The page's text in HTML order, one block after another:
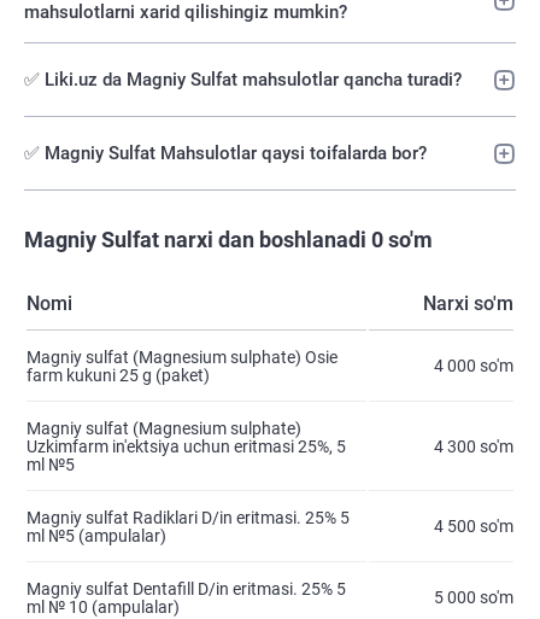
mahsulotlarni xarid qilishingiz mumkin?
✅ Liki.uz da Magniy Sulfat mahsulotlar qancha turadi?
✅ Magniy Sulfat Mahsulotlar qaysi toifalarda bor?
Magniy Sulfat narxi dan boshlanadi 0 so'm
Nomi Narxi so'm
Magniy sulfat (Magnesium sulphate) Osie
farm kukuni 25 g (paket)
4 000 so'm
Magniy sulfat (Magnesium sulphate)
Uzkimfarm in'ektsiya uchun eritmasi 25%, 5
ml №5
4 300 so'm
Magniy sulfat Radiklari D/in eritmasi. 25% 5
ml №5 (ampulalar)
4 500 so'm
Magniy sulfat Dentafill D/in eritmasi. 25% 5
ml № 10 (ampulalar)
5 000 so'm